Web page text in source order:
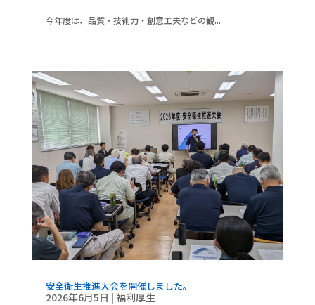
今年度は、品質・技術力・創意工夫などの観...
安全衛生推進大会を開催しました。
2026年6月5日 | 福利厚生